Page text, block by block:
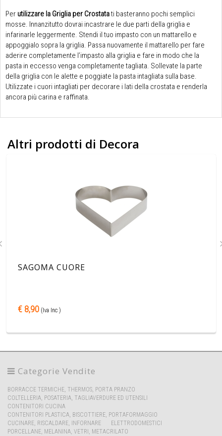
Per utilizzare la Griglia per Crostatati basteranno pochi semplici
mosse. Innanzitutto dovrai incastrare le due parti della griglia e
infarinarle leggermente. Stendi il tuo impasto con un mattarello e
appoggialo sopra la griglia. Passa nuovamente il mattarello per fare
aderire completamente l’impasto alla griglia e fare in modo che la
pasta in eccesso venga completamente tagliata. Sollevate la parte
della griglia con le alette e poggiate la pasta intagliata sulla base.
Utilizzate i cuori intagliati per decorare i lati della crostata e renderla
ancora più carina e raffinata.
Altri prodotti di Decora
SAGOMA CUORE
€ 8,90(Iva Inc )
Categorie Vendite
BORRACCE TERMICHE, THERMOS, PORTA PRANZO
COLTELLERIA, POSATERIA, TAGLIAVERDURE ED UTENSILI
CONTENITORI CUCINA
CONTENITORI PLASTICA, BISCOTTIERE, PORTAFORMAGGIO
CUCINARE, RISCALDARE, INFORNARE
ELETTRODOMESTICI
PORCELLANE, MELANINA, VETRI, METACRILATO